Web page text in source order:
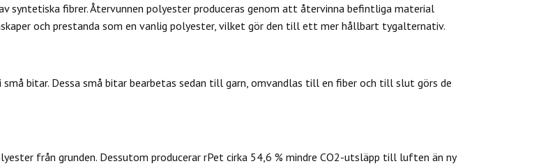
fibrer. Återvunnen polyester produceras genom att återvinna befintliga material
och prestanda som en vanlig polyester, vilket gör den till ett mer hållbart tygalternativ.
bitar. Dessa små bitar bearbetas sedan till garn, omvandlas till en fiber och till slut görs de
från grunden. Dessutom producerar rPet cirka 54,6 % mindre CO2-utsläpp till luften än ny